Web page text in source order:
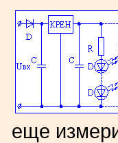
еще